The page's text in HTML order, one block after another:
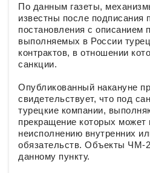
По данным газеты,
известны после подписания
постановления с описанием
выполняемых в России
контрактов, в отношении
санкции.
Опубликованный накануне
свидетельствует, что под
турецкие компании,
прекращение которых может
неисполнению внутренних
обязательств. Объекты ЧМ-
данному пункту.